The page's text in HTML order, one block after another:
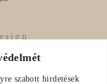
szabott hirdetések